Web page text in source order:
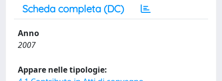
Scheda completa (DC)
Anno
2007
Appare nelle tipologie: